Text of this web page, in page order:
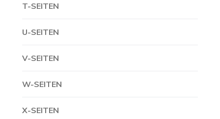
T-SEITEN
U-SEITEN
V-SEITEN
W-SEITEN
X-SEITEN